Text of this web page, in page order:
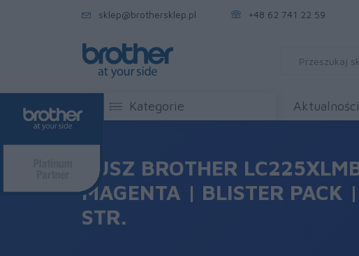
sklep@brothersklep.pl +48 62 741 22 59
Kategorie Aktualności
TUSZ BROTHER
MAGENTA | BLISTER PACK
STR.